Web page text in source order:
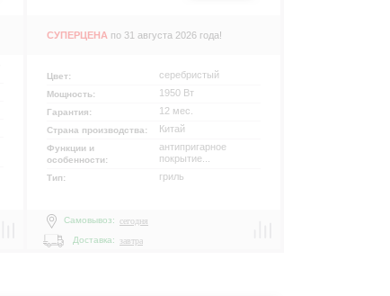
СУПЕРЦЕНА по 31 августа 2026 года!
Цвет: серебристый
Мощность: 1950 Вт
Гарантия: 12 мес.
Страна производства: Китай
Функции и
особенности:
антипригарное
покрытие...
Тип: гриль
Самовывоз: сегодня
Доставка:
завтра